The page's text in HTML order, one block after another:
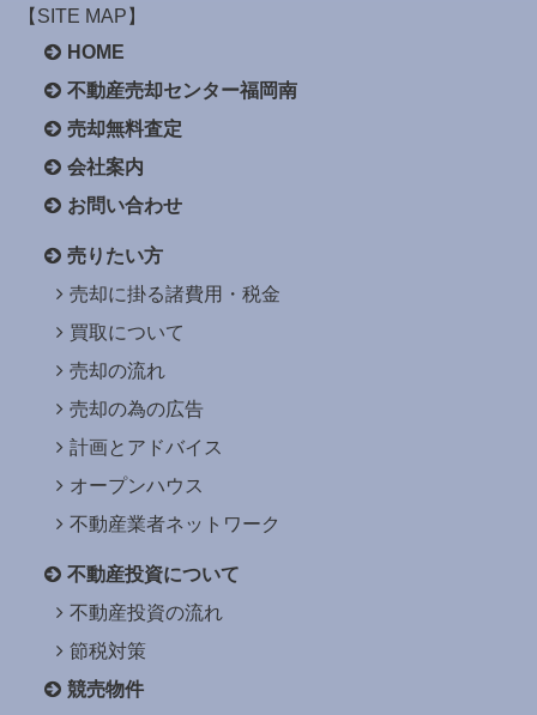
【SITE MAP】
HOME
不動産売却センター福岡南
売却無料査定
会社案内
お問い合わせ
売りたい方
売却に掛る諸費用・税金
買取について
売却の流れ
売却の為の広告
計画とアドバイス
オープンハウス
不動産業者ネットワーク
不動産投資について
不動産投資の流れ
節税対策
競売物件